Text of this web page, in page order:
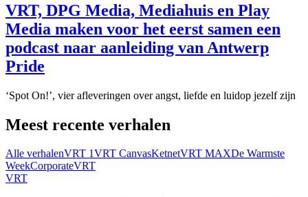
VRT, DPG Media, Mediahuis en Play
Media maken voor het eerst samen een
podcast naar aanleiding van Antwerp
Pride
‘Spot On!’, vier afleveringen over angst, liefde en luidop jezelf zijn
Meest recente verhalen
Alle verhalenVRT 1VRT CanvasKetnetVRT MAXDe Warmste
WeekCorporateVRT
VRT